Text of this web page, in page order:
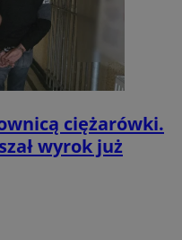
ciężarówki.
wyrok już